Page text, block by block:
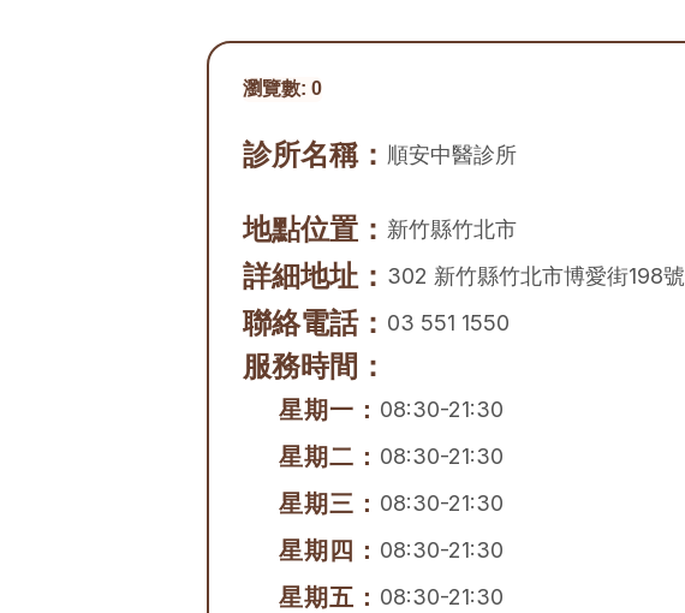
瀏覽數: 0
診所名稱： 順安中醫診所
地點位置： 新竹縣竹北市
詳細地址： 302 新竹縣竹北市博愛街198號
聯絡電話： 03 551 1550
服務時間：
星期一： 08:30-21:30
星期二： 08:30-21:30
星期三： 08:30-21:30
星期四： 08:30-21:30
星期五： 08:30-21:30